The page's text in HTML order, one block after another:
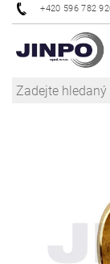
+420 596 782